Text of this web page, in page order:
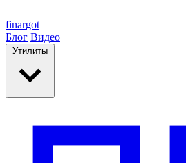
finargot
Блог Видео
Утилиты